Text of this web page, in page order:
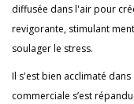
diffusée dans l'air pour
revigorante, stimulant
soulager le stress.
Il s'est bien acclimaté
commerciale s’est